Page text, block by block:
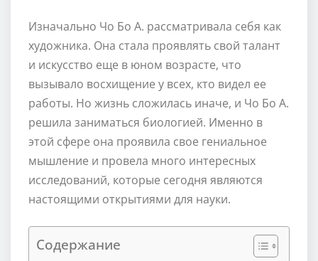
Изначально Чо Бо А. рассматривала себя как
художника. Она стала проявлять свой талант
и искусство еще в юном возрасте, что
вызывало восхищение у всех, кто видел ее
работы. Но жизнь сложилась иначе, и Чо Бо А.
решила заниматься биологией. Именно в
этой сфере она проявила свое гениальное
мышление и провела много интересных
исследований, которые сегодня являются
настоящими открытиями для науки.
Содержание